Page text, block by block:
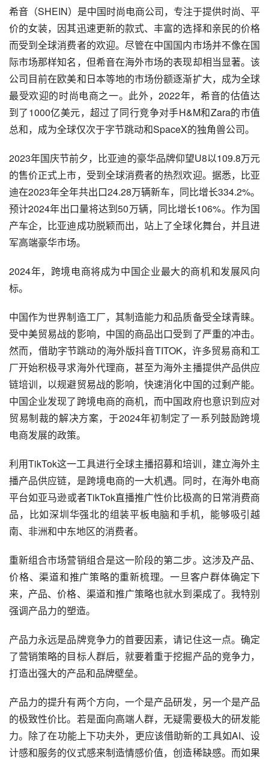
希音（SHEIN）是中国时尚电商公司，专注于提供时尚、平
价的女装，因其迅速更新的款式、丰富的选择和亲民的价格
而受到全球消费者的欢迎。尽管在中国国内市场并不像在国
际市场那样知名，但希音在海外市场的表现却相当显著。该
公司目前在欧美和日本等地的市场份额逐渐扩大，成为全球
最受欢迎的时尚电商之一。此外，2022年，希音的估值达
到了1000亿美元，超过了同行竞争对手H&M和Zara的市值
总和，成为全球仅次于字节跳动和SpaceX的独角兽公司。
2023年国庆节前夕，比亚迪的豪华品牌仰望U8以109.8万元
的售价正式上市，受到全球消费者的热烈欢迎。据悉，比亚
迪在2023年全年共出口24.28万辆新车，同比增长334.2%。
预计2024年出口量将达到50万辆，同比增长106%。作为国
产车企，比亚迪成功脱颖而出，站上了全球化舞台，并且进
军高端豪华市场。
2024年，跨境电商将成为中国企业最大的商机和发展风向
标。
中国作为世界制造工厂，其制造能力和品质备受全球青睐。
受中美贸易战的影响，中国的商品出口受到了严重的冲击。
然而，借助字节跳动的海外版抖音TITOK，许多贸易商和工
厂开始积极寻求海外代理商，甚至为海外主播提供产品供应
链培训，以规避贸易战的影响，快速消化中国的过剩产能。
中国企业发现了跨境电商的商机，而中国政府也意识到应对
贸易制裁的解决方案，于2024年初制定了一系列鼓励跨境
电商发展的政策。
利用TikTok这一工具进行全球主播招募和培训，建立海外主
播产品供应链，是跨境电商的一大机遇。同时，在海外电商
平台如亚马逊或者TikTok直播推广性价比极高的日常消费商
品，比如深圳华强北的组装平板电脑和手机，能够吸引越
南、非洲和中东地区的消费者。
重新组合市场营销组合是这一阶段的第二步。这涉及产品、
价格、渠道和推广策略的重新梳理。一旦客户群体确定下
来，产品、价格、渠道和推广策略也就水到渠成了。我特别
强调产品力的塑造。
产品力永远是品牌竞争力的首要因素，请记住这一点。确定
了营销策略的目标人群后，就要着重于挖掘产品的竞争力，
打造出强大的产品和品牌壁垒。
产品力的提升有两个方向，一个是产品研发，另一个是产品
的极致性价比。若是面向高端人群，无疑需要极大的研发能
力。除了在功能上下功夫外，更应该借助新的工具如AI、设
计感和服务的仪式感来制造情感价值，创造稀缺感。而如果